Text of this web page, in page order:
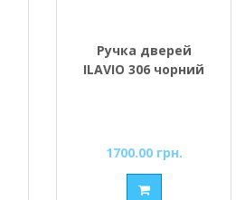
Ручка дверей
ILAVIO 306 чорний
1700.00 грн.